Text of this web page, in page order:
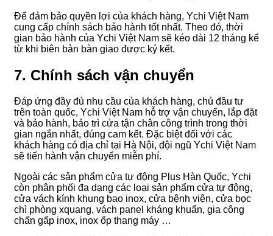
Để đảm bảo quyền lợi của khách hàng, Ychi Việt Nam
cung cấp chính sách bảo hành tốt nhất. Theo đó, thời
gian bảo hành của Ychi Việt Nam sẽ kéo dài 12 tháng kể
từ khi biên bản bàn giao được ký kết.
7. Chính sách vận chuyển
Đáp ứng đầy đủ nhu cầu của khách hàng, chủ đầu tư
trên toàn quốc, Ychi Việt Nam hỗ trợ vận chuyển, lắp đặt
và bảo hành, bảo trì cửa tận chân công trình trong thời
gian ngắn nhất, đúng cam kết. Đặc biệt đối với các
khách hàng có địa chỉ tại Hà Nội, đội ngũ Ychi Việt Nam
sẽ tiến hành vận chuyển miễn phí.
Ngoài các sản phẩm cửa tự động Plus Hàn Quốc, Ychi
còn phân phối đa dạng các loại sản phẩm cửa tự động,
cửa vách kính khung bao inox, cửa bệnh viện, cửa bọc
chì phòng xquang, vách panel kháng khuẩn, gia công
chấn gấp inox, inox ốp thang máy …